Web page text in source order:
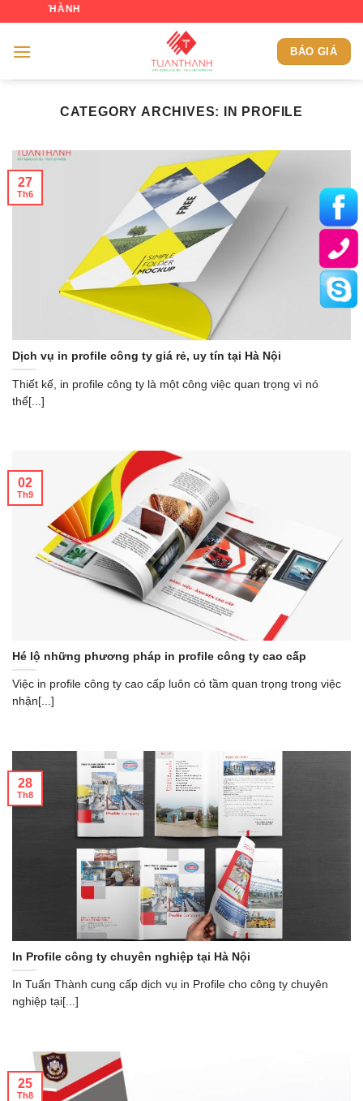
content
BÁO GIÁ
CATEGORY ARCHIVES: IN PROFILE
Dịch vụ in profile công ty giá rẻ, uy tín tại Hà Nội
Thiết kế, in profile công ty là một công việc quan trọng vì nó
thể[...]
27
Th6
Hé lộ những phương pháp in profile công ty cao cấp
Việc in profile công ty cao cấp luôn có tầm quan trọng trong việc
nhận[...]
02
Th9
In Profile công ty chuyên nghiệp tại Hà Nội
In Tuấn Thành cung cấp dịch vụ in Profile cho công ty chuyên
nghiệp tại[...]
28
Th8
25
Th8